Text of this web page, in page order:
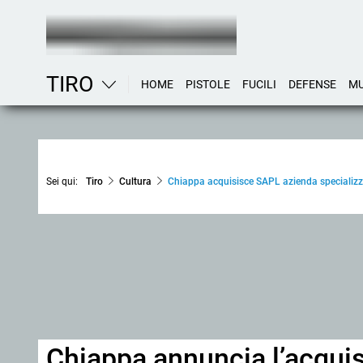
TIRO HOME PISTOLE FUCILI DEFENSE
Sei qui: Tiro Cultura Chiappa acquisisce SAPL azienda